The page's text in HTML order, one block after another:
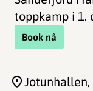
toppkamp i 1.
Book nå
Jotunhallen